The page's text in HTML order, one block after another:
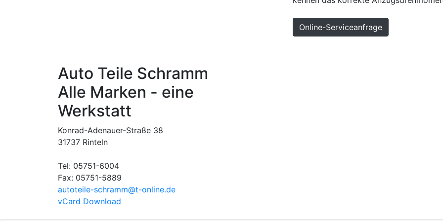
Online-Serviceanfrage
Auto Teile Schramm
Alle Marken - eine
Werkstatt
Konrad-Adenauer-Straße 38
31737 Rinteln
Tel: 05751-6004
Fax: 05751-5889
autoteile-schramm​@t-online.de
vCard Download